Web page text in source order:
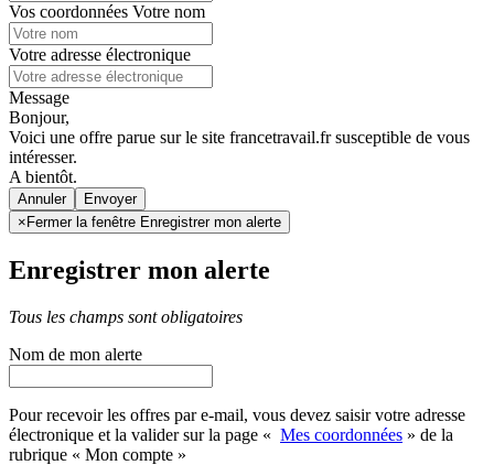
Vos coordonnées Votre nom
Votre adresse électronique
Message
Bonjour,
Voici une offre parue sur le site francetravail.fr susceptible de vous
intéresser.
A bientôt.
Annuler
× Fermer la fenêtre Enregistrer mon alerte
Enregistrer mon alerte
Tous les champs sont obligatoires
Nom de mon alerte
Pour recevoir les offres par e-mail, vous devez saisir votre adresse
électronique et la valider sur la page « Mes coordonnées » de la
rubrique « Mon compte »